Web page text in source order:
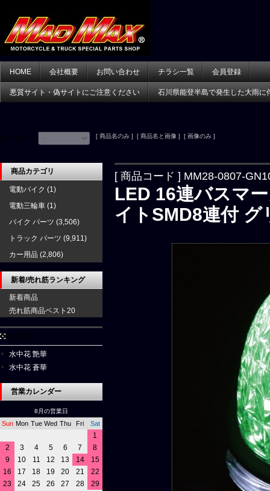
HOME 会社概要 お問い合わせ チラシ一覧 会員登録
悪質サイト・偽サイトにご注意ください 石川県能登半島で発生した大雨に
[ 商品名のみ ] [ 商品名と画像 ] [ 画像のみ ]
[ 商品コード ] MM28-0807-
LED 16連バスマ
イトSMD8連付
商品カテゴリ
電動バイク (1)
電動三輪車 (1)
バイク パーツ (3,506)
トラック パーツ (9,911)
カー用品 (2,806)
新着/売れ筋ランキング
新着商品
売れ筋商品ベスト20
水中花 艶華
水中花 蒼華
営業カレンダー
8月の営業日
Sun Mon Tue Wed Thu Fri Sat
1
2
3 4 5 6 7
8
9
10 11 12 13 14
15
16
17 18 19 20 21
22
23
24 25 26 27 28
29